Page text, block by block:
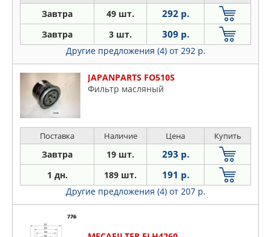
Завтра 49 шт. 292 р.
Завтра 3 шт. 309 р.
Другие предложения (4) от 292 р.
JAPANPARTS FO510S
Фильтр масляный
Поставка Наличие Цена Купить
Завтра 19 шт. 293 р.
1 дн. 189 шт. 191 р.
Другие предложения (4) от 207 р.